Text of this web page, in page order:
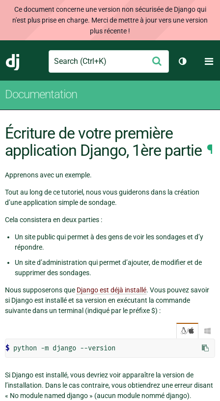
Ce document concerne une version non sécurisée de Django qui
n'est plus prise en charge. Merci de mettre à jour vers une version
plus récente !
Django
Search Envoyer
Changer
Documentation
Écriture de votre première
application Django, 1ère partie ¶
Apprenons avec un exemple.
Tout au long de ce tutoriel, nous vous guiderons dans la création
d’une application simple de sondage.
Cela consistera en deux parties :
Un site public qui permet à des gens de voir les sondages et d’y
répondre.
Un site d’administration qui permet d’ajouter, de modifier et de
supprimer des sondages.
Nous supposerons que Django est déjà installé. Vous pouvez savoir
si Django est installé et sa version en exécutant la commande
suivante dans un terminal (indiqué par le préfixe $) :
/ 
$
Si Django est installé, vous devriez voir apparaître la version de
l’installation. Dans le cas contraire, vous obtiendrez une erreur disant
« No module named django » (aucun module nommé django).